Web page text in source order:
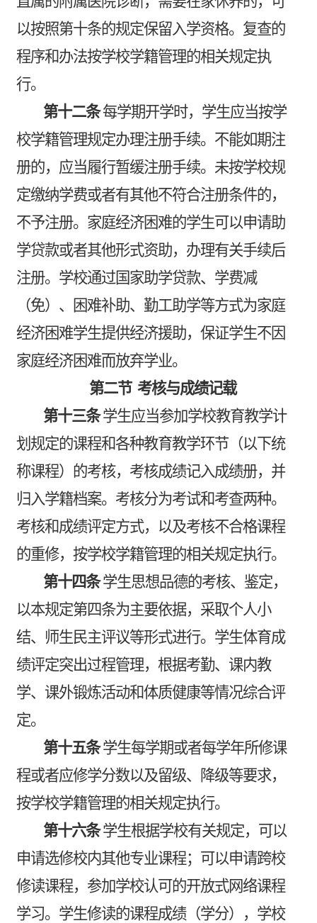
以按照第十条的规定保留入学资格。复查的
程序和办法按学校学籍管理的相关规定执
行。
第十二条 每学期开学时，学生应当按学
校学籍管理规定办理注册手续。不能如期注
册的，应当履行暂缓注册手续。未按学校规
定缴纳学费或者有其他不符合注册条件的，
不予注册。家庭经济困难的学生可以申请助
学贷款或者其他形式资助，办理有关手续后
注册。学校通过国家助学贷款、学费减
（免）、困难补助、勤工助学等方式为家庭
经济困难学生提供经济援助，保证学生不因
家庭经济困难而放弃学业。
第二节 考核与成绩记载
第十三条 学生应当参加学校教育教学计
划规定的课程和各种教育教学环节（以下统
称课程）的考核，考核成绩记入成绩册，并
归入学籍档案。考核分为考试和考查两种。
考核和成绩评定方式，以及考核不合格课程
的重修，按学校学籍管理的相关规定执行。
第十四条 学生思想品德的考核、鉴定，
以本规定第四条为主要依据，采取个人小
结、师生民主评议等形式进行。学生体育成
绩评定突出过程管理，根据考勤、课内教
学、课外锻炼活动和体质健康等情况综合评
定。
第十五条 学生每学期或者每学年所修课
程或者应修学分数以及留级、降级等要求，
按学校学籍管理的相关规定执行。
第十六条 学生根据学校有关规定，可以
申请选修校内其他专业课程；可以申请跨校
修读课程，参加学校认可的开放式网络课程
学习。学生修读的课程成绩（学分），学校